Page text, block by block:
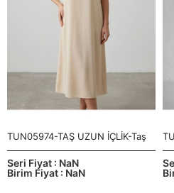
TUN05974-TAŞ UZUN İÇLİK-Taş
Birim Fiyat : NaN
Seri Fiyat : NaN